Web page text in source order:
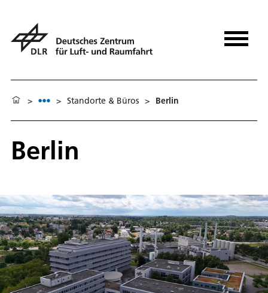
> > Standorte & Büros > Berlin
Berlin